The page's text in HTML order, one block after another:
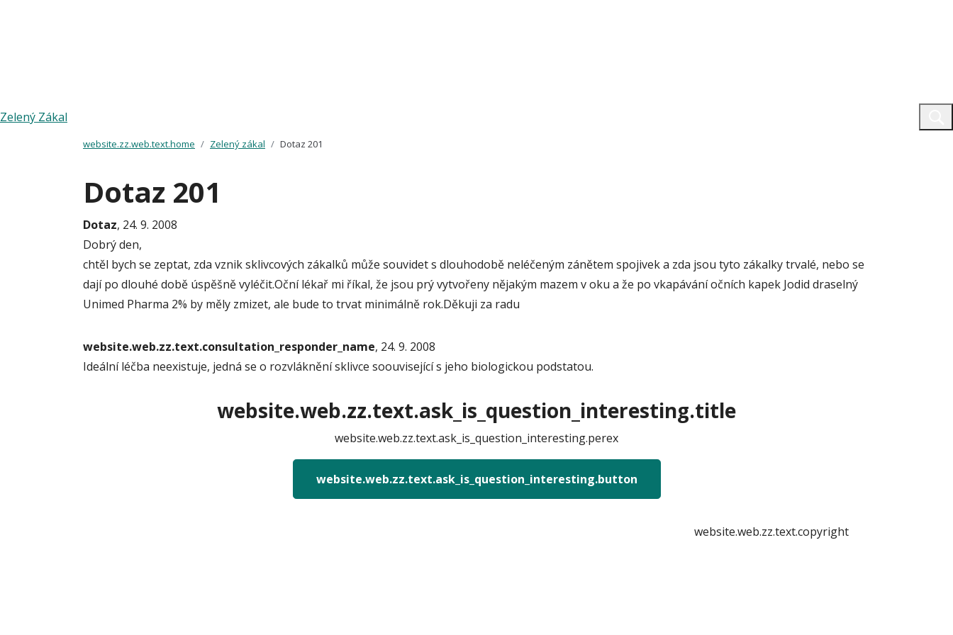
Zelený Zákal
website.zz.web.text.home Zelený zákal Dotaz 201
Dotaz 201
Dotaz, 24. 9. 2008
Dobrý den,
chtěl bych se zeptat, zda vznik sklivcových zákalků může souvidet s dlouhodobě neléčeným zánětem spojivek a zda jsou tyto zákalky trvalé, nebo se
dají po dlouhé době úspěšně vyléčit.Oční lékař mi říkal, že jsou prý vytvořeny nějakým mazem v oku a že po vkapávání očních kapek Jodid draselný
Unimed Pharma 2% by měly zmizet, ale bude to trvat minimálně rok.Děkuji za radu
website.web.zz.text.consultation_responder_name, 24. 9. 2008
Ideální léčba neexistuje, jedná se o rozvláknění sklivce soouvisející s jeho biologickou podstatou.
website.web.zz.text.ask_is_question_interesting.title
website.web.zz.text.ask_is_question_interesting.perex
website.web.zz.text.ask_is_question_interesting.button
website.web.zz.text.copyright